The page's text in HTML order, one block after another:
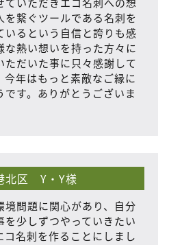
を繋ぐツールである名刺を
いるという自信と誇りも感
な熱い想いを持った方々に
ただいた事に只々感謝して
今年はもっと素敵なご縁に
です。ありがとうございま
北区 Y・Y様
境問題に関心があり、自分
を少しずつやっていきたい
コ名刺を作ることにしまし